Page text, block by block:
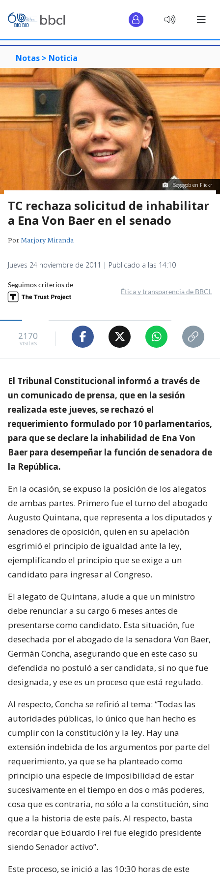
Notas > Noticia
Segegob en Flickr
TC rechaza solicitud de inhabilitar
a Ena Von Baer en el senado
PorMarjory Miranda
Jueves 24 noviembre de 2011 | Publicado a las 14:10
Seguimos criterios de
Ética y transparencia de BBCL
2170
visitas
El Tribunal Constitucional informó a través de
un comunicado de prensa, que en la sesión
realizada este jueves, se rechazó el
requerimiento formulado por 10 parlamentarios,
para que se declare la inhabilidad de Ena Von
Baer para desempeñar la función de senadora de
la República.
En la ocasión, se expuso la posición de los alegatos
de ambas partes. Primero fue el turno del abogado
Augusto Quintana, que representa a los diputados y
senadores de oposición, quien en su apelación
esgrimió el principio de igualdad ante la ley,
ejemplificando el principio que se exige a un
candidato para ingresar al Congreso.
El alegato de Quintana, alude a que un ministro
debe renunciar a su cargo 6 meses antes de
presentarse como candidato. Esta situación, fue
desechada por el abogado de la senadora Von Baer,
Germán Concha, asegurando que en este caso su
defendida no postuló a ser candidata, si no que fue
designada, y ese es un proceso que está regulado.
Al respecto, Concha se refirió al tema: “Todas las
autoridades públicas, lo único que han hecho es
cumplir con la constitución y la ley. Hay una
extensión indebida de los argumentos por parte del
requerimiento, ya que se ha planteado como
principio una especie de imposibilidad de estar
sucesivamente en el tiempo en dos o más poderes,
cosa que es contraria, no sólo a la constitución, sino
que a la historia de este país. Al respecto, basta
recordar que Eduardo Frei fue elegido presidente
siendo Senador activo”.
Este proceso, se inició a las 10:30 horas de este